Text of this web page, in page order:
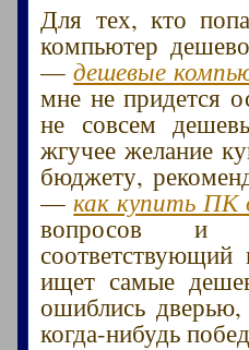
Для тех, кто
компьютер
—дешевые
мне не придется
не совсем
жгучее желание
бюджету,
—как купить ПК
вопросов и
ищет самые
ошиблись
когда-нибудь